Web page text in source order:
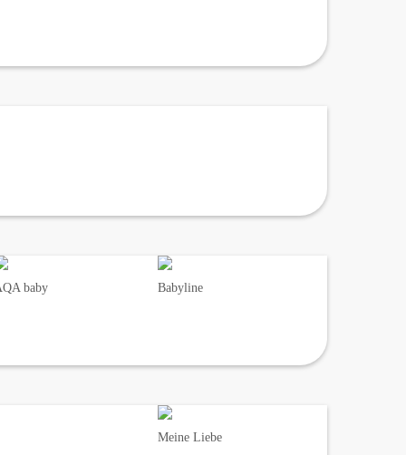
baby Babyline
Meine Liebe